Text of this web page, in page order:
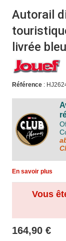
Autorail
livrée
Référence:
En savoir plus
164,90 €
Vous